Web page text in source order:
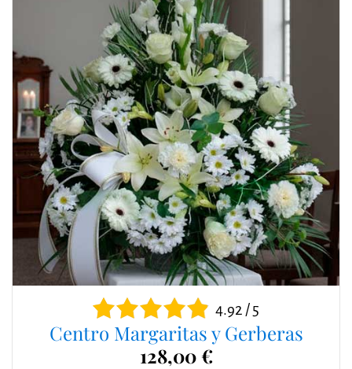
4.92 / 5
Centro Margaritas y Gerberas
128,00 €